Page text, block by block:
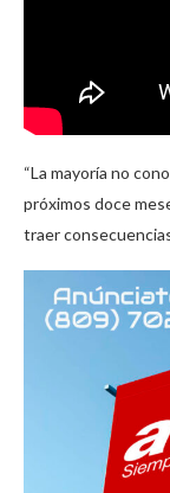
“La mayoría no
próximos doce
traer